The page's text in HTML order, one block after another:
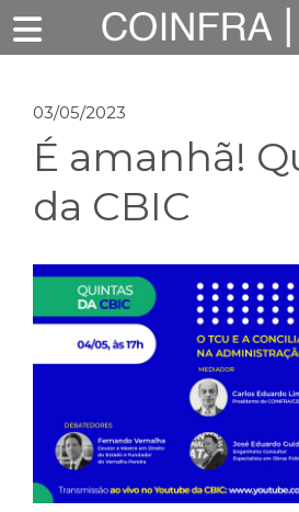
03/05/2023
É amanhã!
da CBIC